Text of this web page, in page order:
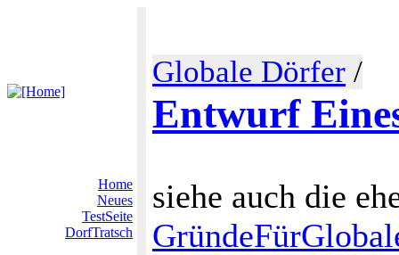
Globale Dörfer /
Entwurf
Home
Neues
TestSeite
DorfTratsch
siehe auch die